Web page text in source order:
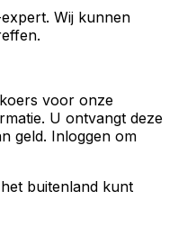
Wij kunnen
voor onze
U ontvangt deze
geld. Inloggen om
buitenland kunt